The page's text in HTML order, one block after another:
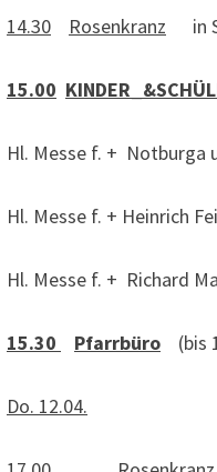
14.30 Rosenkranz in
15.00
Hl. Messe f. + Notburga
Hl. Messe f. + Heinrich
Hl. Messe f. + Richard
15.30 Pfarrbüro (bis
Do. 12.04.